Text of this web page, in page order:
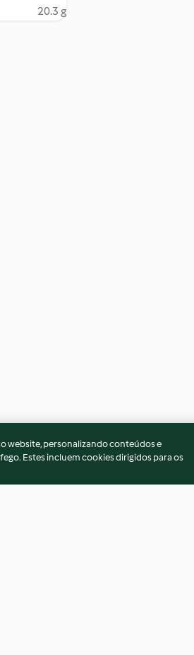
20.3 g
website, personalizando conteúdos e
Estes incluem cookies dirigidos para os